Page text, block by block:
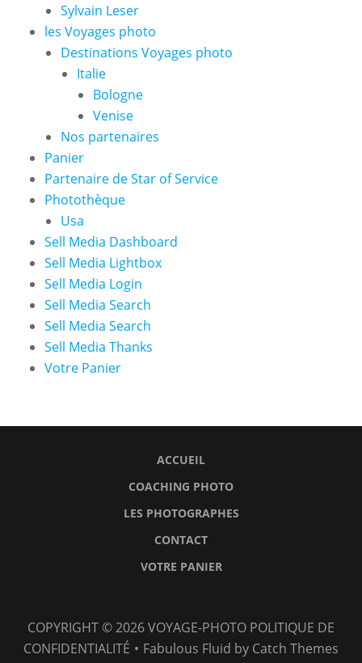
Sylvain Leser
les Voyages photo
Destinations Voyages photo
Italie
Bologne
Venise
Nos partenaires
Panier
Partenaire de Star of Service
Photothèque
Usa
Sell Media Dashboard
Sell Media Lightbox
Sell Media Login
Sell Media Search
Sell Media Search
Sell Media Thanks
Votre Panier
ACCUEIL
COACHING PHOTO
LES PHOTOGRAPHES
CONTACT
VOTRE PANIER
photoPhotographes
Panier
COPYRIGHT © 2026VOYAGE-PHOTO POLITIQUE DE
CONFIDENTIALITÉ • Fabulous Fluid by Catch Themes